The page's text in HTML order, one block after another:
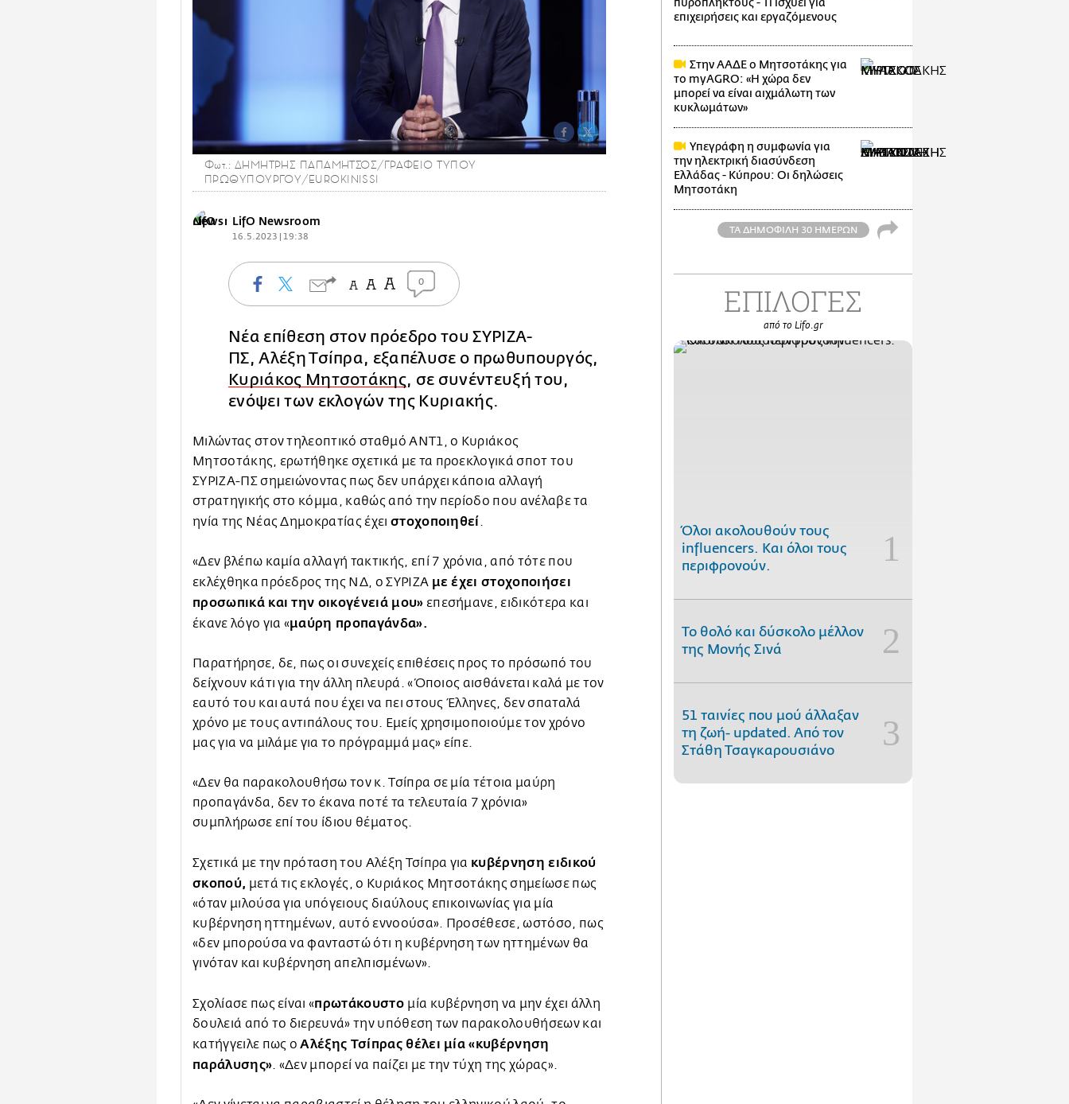
Φωτ.: ΔΗΜΗΤΡΗΣ ΠΑΠΑΜΗΤΣΟΣ/ΓΡΑΦΕΙΟ ΤΥΠΟΥ
ΠΡΩΘΥΠΟΥΡΓΟΥ/EUROKINISSI
LifO Newsroom
16.5.2023 | 19:38
0
Νέα επίθεση στον πρόεδρο του ΣΥΡΙΖΑ-
ΠΣ, Αλέξη Τσίπρα, εξαπέλυσε ο πρωθυπουργός,
Κυριάκος Μητσοτάκης, σε συνέντευξή του,
ενόψει των εκλογών της Κυριακής.
Μιλώντας στον τηλεοπτικό σταθμό ΑΝΤ1, ο Κυριάκος
Μητσοτάκης, ερωτήθηκε σχετικά με τα προεκλογικά σποτ του
ΣΥΡΙΖΑ-ΠΣ σημειώνοντας πως δεν υπάρχει κάποια αλλαγή
στρατηγικής στο κόμμα, καθώς από την περίοδο που ανέλαβε τα
ηνία της Νέας Δημοκρατίας έχει στοχοποιηθεί.
«Δεν βλέπω καμία αλλαγή τακτικής, επί 7 χρόνια, από τότε που
εκλέχθηκα πρόεδρος της ΝΔ, ο ΣΥΡΙΖΑ με έχει στοχοποιήσει
προσωπικά και την οικογένειά μου» επεσήμανε, ειδικότερα και
έκανε λόγο για «μαύρη προπαγάνδα».
Παρατήρησε, δε, πως οι συνεχείς επιθέσεις προς το πρόσωπό του
δείχνουν κάτι για την άλλη πλευρά. «Όποιος αισθάνεται καλά με τον
εαυτό του και αυτά που έχει να πει στους Έλληνες, δεν σπαταλά
χρόνο με τους αντιπάλους του. Εμείς χρησιμοποιούμε τον χρόνο
μας για να μιλάμε για το πρόγραμμά μας» είπε.
«Δεν θα παρακολουθήσω τον κ. Τσίπρα σε μία τέτοια μαύρη
προπαγάνδα, δεν το έκανα ποτέ τα τελευταία 7 χρόνια»
συμπλήρωσε επί του ίδιου θέματος.
Σχετικά με την πρόταση του Αλέξη Τσίπρα για κυβέρνηση ειδικού
σκοπού, μετά τις εκλογές, ο Κυριάκος Μητσοτάκης σημείωσε πως
«όταν μιλούσα για υπόγειους διαύλους επικοινωνίας για μία
κυβέρνηση ηττημένων, αυτό εννοούσα». Προσέθεσε, ωστόσο, πως
«δεν μπορούσα να φανταστώ ότι η κυβέρνηση των ηττημένων θα
γινόταν και κυβέρνηση απελπισμένων».
Σχολίασε πως είναι «πρωτάκουστο μία κυβέρνηση να μην έχει άλλη
δουλειά από το διερευνά» την υπόθεση των παρακολουθήσεων και
κατήγγειλε πως οΑλέξης Τσίπρας θέλει μία «κυβέρνηση
παράλυσης». «Δεν μπορεί να παίζει με την τύχη της χώρας».
πυρόπληκτους - Τι ισχύει για
επιχειρήσεις και εργαζόμενους
Στην ΑΑΔΕ ο Μητσοτάκης για
το myAGRO: «Η χώρα δεν
μπορεί να είναι αιχμάλωτη των
κυκλωμάτων»
Υπεγράφη η συμφωνία για
την ηλεκτρική διασύνδεση
Ελλάδας - Κύπρου: Οι δηλώσεις
Μητσοτάκη
ΤΑ ΔΗΜΟΦΙΛΗ 30 ΗΜΕΡΩΝ
ΕΠΙΛΟΓΕΣ
από το Lifo.gr
Όλοι ακολουθούν τους
influencers. Και όλοι τους
περιφρονούν.
Το θολό και δύσκολο μέλλον
της Μονής Σινά
51 ταινίες που μού άλλαξαν
τη ζωή- updated. Aπό τον
Στάθη Τσαγκαρουσιάνο